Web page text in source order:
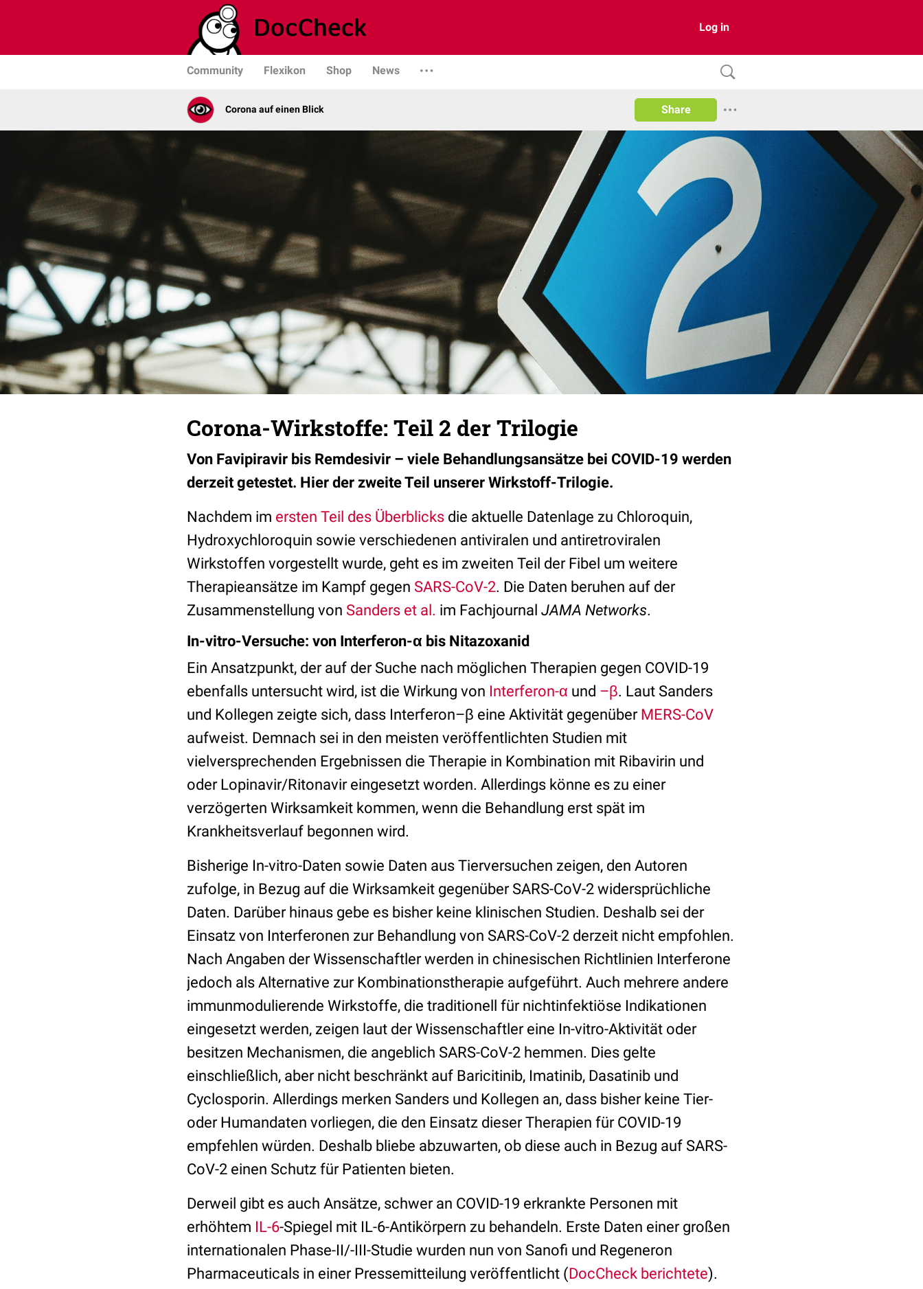
Log in
Community Flexikon Shop News
Corona auf einen Blick Share
Corona-Wirkstoffe: Teil 2 der Trilogie
Von Favipiravir bis Remdesivir – viele Behandlungsansätze bei COVID-19 werden
derzeit getestet. Hier der zweite Teil unserer Wirkstoff-Trilogie.
Nachdem im ersten Teil des Überblicks die aktuelle Datenlage zu Chloroquin,
Hydroxychloroquin sowie verschiedenen antiviralen und antiretroviralen
Wirkstoffen vorgestellt wurde, geht es im zweiten Teil der Fibel um weitere
Therapieansätze im Kampf gegen SARS-CoV-2. Die Daten beruhen auf der
Zusammenstellung von Sanders et al. im Fachjournal JAMA Networks.
In-vitro-Versuche: von Interferon-α bis Nitazoxanid
Ein Ansatzpunkt, der auf der Suche nach möglichen Therapien gegen COVID-19
ebenfalls untersucht wird, ist die Wirkung von Interferon-α und –β. Laut Sanders
und Kollegen zeigte sich, dass Interferon–β eine Aktivität gegenüber MERS-CoV
aufweist. Demnach sei in den meisten veröffentlichten Studien mit
vielversprechenden Ergebnissen die Therapie in Kombination mit Ribavirin und
oder Lopinavir/Ritonavir eingesetzt worden. Allerdings könne es zu einer
verzögerten Wirksamkeit kommen, wenn die Behandlung erst spät im
Krankheitsverlauf begonnen wird.
Bisherige In-vitro-Daten sowie Daten aus Tierversuchen zeigen, den Autoren
zufolge, in Bezug auf die Wirksamkeit gegenüber SARS-CoV-2 widersprüchliche
Daten. Darüber hinaus gebe es bisher keine klinischen Studien. Deshalb sei der
Einsatz von Interferonen zur Behandlung von SARS-CoV-2 derzeit nicht empfohlen.
Nach Angaben der Wissenschaftler werden in chinesischen Richtlinien Interferone
jedoch als Alternative zur Kombinationstherapie aufgeführt. Auch mehrere andere
immunmodulierende Wirkstoffe, die traditionell für nichtinfektiöse Indikationen
eingesetzt werden, zeigen laut der Wissenschaftler eine In-vitro-Aktivität oder
besitzen Mechanismen, die angeblich SARS-CoV-2 hemmen. Dies gelte
einschließlich, aber nicht beschränkt auf Baricitinib, Imatinib, Dasatinib und
Cyclosporin. Allerdings merken Sanders und Kollegen an, dass bisher keine Tier-
oder Humandaten vorliegen, die den Einsatz dieser Therapien für COVID-19
empfehlen würden. Deshalb bliebe abzuwarten, ob diese auch in Bezug auf SARS-
CoV-2 einen Schutz für Patienten bieten.
Derweil gibt es auch Ansätze, schwer an COVID-19 erkrankte Personen mit
erhöhtem IL-6-Spiegel mit IL-6-Antikörpern zu behandeln. Erste Daten einer großen
internationalen Phase-II/-III-Studie wurden nun von Sanofi und Regeneron
Pharmaceuticals in einer Pressemitteilung veröffentlicht (DocCheck berichtete).